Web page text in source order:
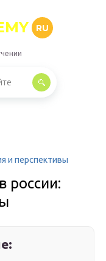
RU
и перспективы
россии: